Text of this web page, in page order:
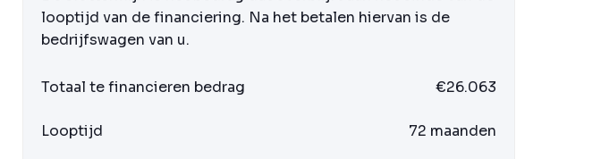
looptijd van de financiering. Na het betalen hiervan is de
bedrijfswagen van u.
Totaal te financieren bedrag €26.063
Looptijd 72 maanden